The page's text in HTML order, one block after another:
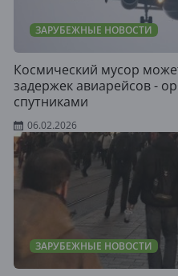
ЗАРУБЕЖНЫЕ НОВОСТИ
Космический мусор
задержек авиарейсов -
спутниками
06.02.2026
ЗАРУБЕЖНЫЕ НОВОСТИ